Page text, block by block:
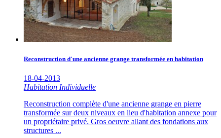
Reconstruction d'une ancienne grange transformée en habitation
18-04-2013
Habitation Individuelle
Reconstruction complète d'une ancienne grange en pierre
transformée sur deux niveaux en lieu d'habitation annexe pour
un propriétaire privé. Gros oeuvre allant des fondations aux
structures ...